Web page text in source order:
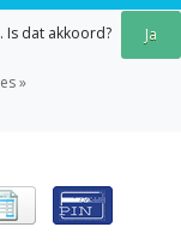
Is dat akkoord? Ja
»